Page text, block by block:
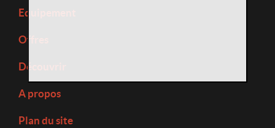
Equipement
Offres
Découvrir
A propos
Plan du site